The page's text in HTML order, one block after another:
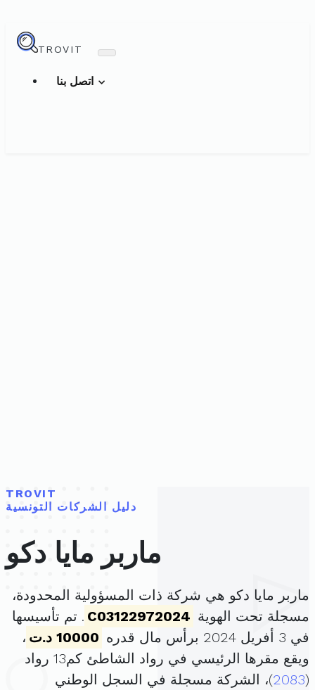
TROVIT
TROVIT
دليل الشركات التونسية
ماربر مايا دكو
ماربر مايا دكو هي شركة ذات المسؤولية المحدودة،
مسجلة تحت الهوية C03122972024 . تم تأسيسها
في 3 أفريل 2024 برأس مال قدره
10000 د.ت
،
ويقع مقرها الرئيسي في رواد الشاطئ كم13 رواد
(
2083)، الشركة مسجلة في السجل الوطني